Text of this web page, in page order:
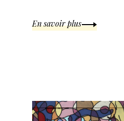
En savoir plus